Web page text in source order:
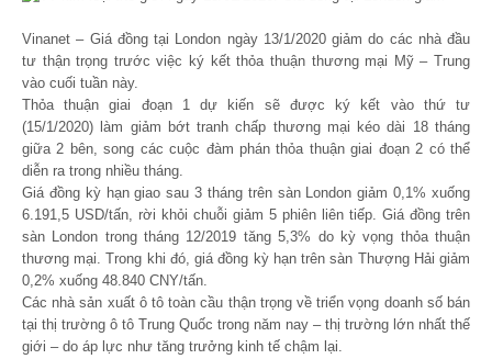
Vinanet – Giá đồng tại London ngày 13/1/2020 giảm do các nhà đầu
tư thận trọng trước việc ký kết thỏa thuận thương mại Mỹ – Trung
vào cuối tuần này.
Thỏa thuận giai đoạn 1 dự kiến sẽ được ký kết vào thứ tư
(15/1/2020) làm giảm bớt tranh chấp thương mại kéo dài 18 tháng
giữa 2 bên, song các cuộc đàm phán thỏa thuận giai đoạn 2 có thể
diễn ra trong nhiều tháng.
Giá đồng kỳ hạn giao sau 3 tháng trên sàn London giảm 0,1% xuống
6.191,5 USD/tấn, rời khỏi chuỗi giảm 5 phiên liên tiếp. Giá đồng trên
sàn London trong tháng 12/2019 tăng 5,3% do kỳ vọng thỏa thuận
thương mại. Trong khi đó, giá đồng kỳ hạn trên sàn Thượng Hải giảm
0,2% xuống 48.840 CNY/tấn.
Các nhà sản xuất ô tô toàn cầu thận trọng về triển vọng doanh số bán
tại thị trường ô tô Trung Quốc trong năm nay – thị trường lớn nhất thế
giới – do áp lực như tăng trưởng kinh tế chậm lại.